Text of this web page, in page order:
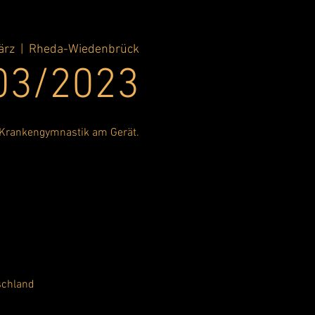
Rheda-Wiedenbrück
2023
am Gerät.